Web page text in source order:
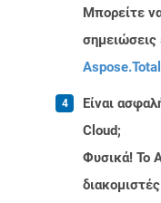
Μπορείτε
Είναι
Cloud;
Φυσικά! Το